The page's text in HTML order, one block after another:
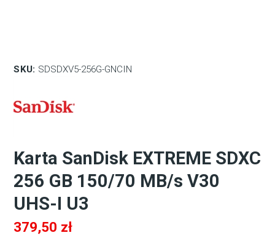
SKU: SDSDXV5-256G-GNCIN
Karta SanDisk EXTREME SDXC
256 GB 150/70 MB/s V30
UHS-I U3
379,50 zł